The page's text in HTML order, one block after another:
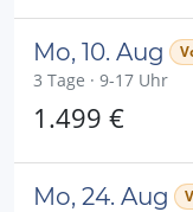
Mo, 10. Aug
3 Tage · 9-17 Uhr
1.499 €
Mo, 24. Aug